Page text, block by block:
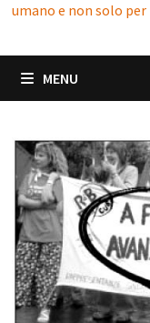
umano e non solo per
MENU